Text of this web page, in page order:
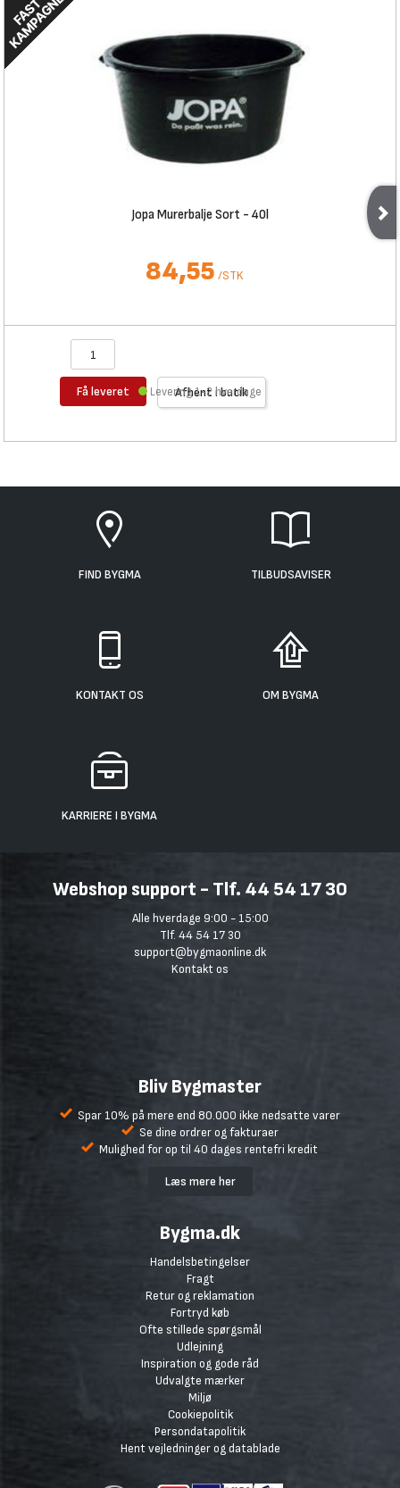
Jopa Murerbalje Sort - 40l
84,55 /STK
Få leveret Afhent i butik
Levering 1-2 hverdage
FIND BYGMA TILBUDSAVISER
KONTAKT OS OM BYGMA
KARRIERE I BYGMA
Webshop support - Tlf. 44 54 17 30
Alle hverdage 9:00 - 15:00
Tlf. 44 54 17 30
support@bygmaonline.dk
Kontakt os
Bliv Bygmaster
Spar 10% på mere end 80.000 ikke nedsatte varer
Se dine ordrer og fakturaer
Mulighed for op til 40 dages rentefri kredit
Læs mere her
Bygma.dk
Handelsbetingelser
Fragt
Retur og reklamation
Fortryd køb
Ofte stillede spørgsmål
Udlejning
Inspiration og gode råd
Udvalgte mærker
Miljø
Cookiepolitik
Persondatapolitik
Hent vejledninger og datablade